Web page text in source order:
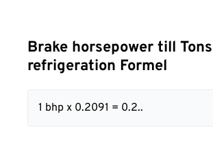
Brake horsepower till
refrigeration Formel
1 bhp x 0.2091 = 0.2..